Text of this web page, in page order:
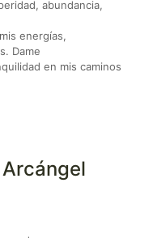
abundancia,
energías,
Dame
en mis caminos